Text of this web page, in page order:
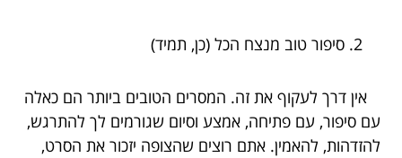
סיפור טוב מנצח הכל (כן, תמיד)
אין דרך לעקוף את זה. המסרים הטובים ביותר הם כאלה
עם סיפור, עם פתיחה, אמצע וסיום שגורמים לך להתרגש,
להזדהות, להאמין. אתם רוצים שהצופה יזכור את הסרט,